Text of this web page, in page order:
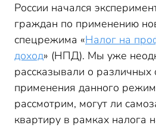
России начался
граждан по применению
спецрежима «Налог на
доход» (НПД). Мы уже
рассказывали о различных
применения данного
рассмотрим, могут ли
квартиру в рамках налога